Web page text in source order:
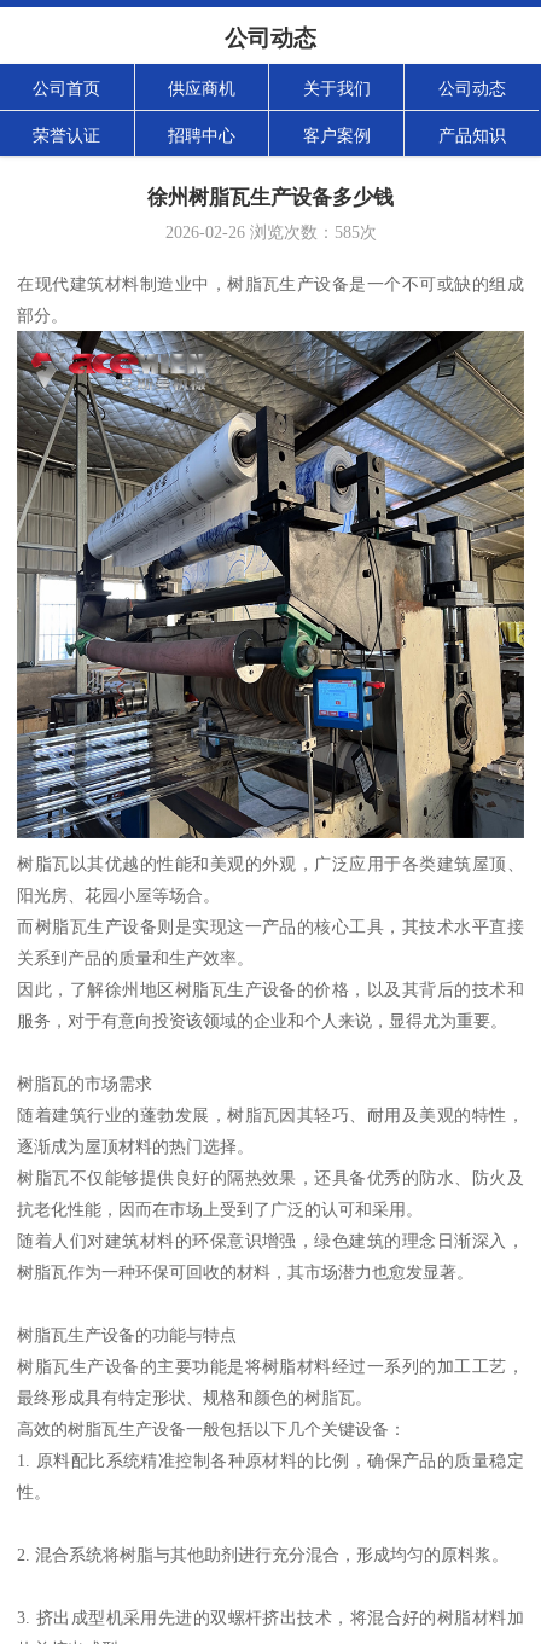
公司动态
公司首页 供应商机 关于我们 公司动态
荣誉认证 招聘中心 客户案例 产品知识
徐州树脂瓦生产设备多少钱
2026-02-26浏览次数： 585次
在现代建筑材料制造业中，树脂瓦生产设备是一个不可或缺的组成
部分。
树脂瓦以其优越的性能和美观的外观，广泛应用于各类建筑屋顶、
阳光房、花园小屋等场合。
而树脂瓦生产设备则是实现这一产品的核心工具，其技术水平直接
关系到产品的质量和生产效率。
因此，了解徐州地区树脂瓦生产设备的价格，以及其背后的技术和
服务，对于有意向投资该领域的企业和个人来说，显得尤为重要。
树脂瓦的市场需求
随着建筑行业的蓬勃发展，树脂瓦因其轻巧、耐用及美观的特性，
逐渐成为屋顶材料的热门选择。
树脂瓦不仅能够提供良好的隔热效果，还具备优秀的防水、防火及
抗老化性能，因而在市场上受到了广泛的认可和采用。
随着人们对建筑材料的环保意识增强，绿色建筑的理念日渐深入，
树脂瓦作为一种环保可回收的材料，其市场潜力也愈发显著。
树脂瓦生产设备的功能与特点
树脂瓦生产设备的主要功能是将树脂材料经过一系列的加工工艺，
最终形成具有特定形状、规格和颜色的树脂瓦。
高效的树脂瓦生产设备一般包括以下几个关键设备：
1. 原料配比系统精准控制各种原材料的比例，确保产品的质量稳定
性。
2. 混合系统将树脂与其他助剂进行充分混合，形成均匀的原料浆。
3. 挤出成型机采用先进的双螺杆挤出技术，将混合好的树脂材料加